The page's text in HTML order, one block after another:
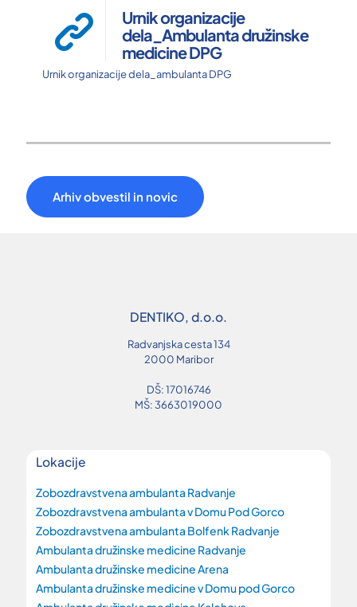
Urnik organizacije
dela_Ambulanta družinske
medicine DPG
Urnik organizacije dela_ambulanta DPG
Arhiv obvestil in novic
DENTIKO, d.o.o.
Radvanjska cesta 134
2000 Maribor
DŠ: 17016746
MŠ: 3663019000
Lokacije
Zobozdravstvena ambulanta Radvanje
Zobozdravstvena ambulanta v Domu Pod Gorco
Zobozdravstvena ambulanta Bolfenk Radvanje
Ambulanta družinske medicine Radvanje
Ambulanta družinske medicine Arena
Ambulanta družinske medicine v Domu pod Gorco